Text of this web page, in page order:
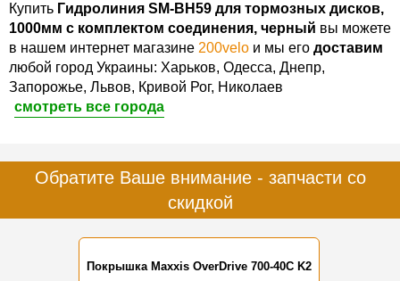
Купить Гидролиния SM-BH59 для тормозных дисков,
1000мм с комплектом соединения, черный вы можете
в нашем интернет магазине 200velo и мы его доставим
любой город Украины: Харьков, Одесса, Днепр,
Запорожье, Львов, Кривой Рог, Николаев
смотреть все города
Обратите Ваше внимание - запчасти со
скидкой
Покрышка Maxxis OverDrive 700-40C K2